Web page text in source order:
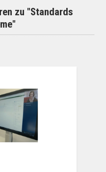
zu "Standards